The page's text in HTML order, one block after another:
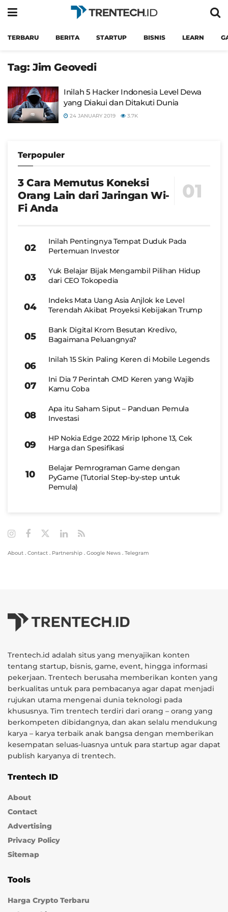
TERBARU BERITA STARTUP BISNIS LEARN
Tag:Jim Geovedi
Inilah 5 Hacker Indonesia Level Dewa
yang Diakui dan Ditakuti Dunia
24 JANUARY 2019 3.7K
Terpopuler
3 Cara Memutus Koneksi
Orang Lain dari Jaringan Wi-
Fi Anda
Inilah Pentingnya Tempat Duduk Pada
Pertemuan Investor
Yuk Belajar Bijak Mengambil Pilihan Hidup
dari CEO Tokopedia
Indeks Mata Uang Asia Anjlok ke Level
Terendah Akibat Proyeksi Kebijakan Trump
Bank Digital Krom Besutan Kredivo,
Bagaimana Peluangnya?
Inilah 15 Skin Paling Keren di Mobile Legends
Ini Dia 7 Perintah CMD Keren yang Wajib
Kamu Coba
Apa itu Saham Siput – Panduan Pemula
Investasi
HP Nokia Edge 2022 Mirip Iphone 13, Cek
Harga dan Spesifikasi
Belajar Pemrograman Game dengan
PyGame (Tutorial Step-by-step untuk
Pemula)
About . Contact . Partnership . Google News . Telegram
Trentech.id adalah situs yang menyajikan konten
tentang startup, bisnis, game, event, hingga informasi
pekerjaan. Trentech berusaha memberikan konten yang
berkualitas untuk para pembacanya agar dapat menjadi
rujukan utama mengenai dunia teknologi pada
khususnya. Tim trentech terdiri dari orang – orang yang
berkompeten dibidangnya, dan akan selalu mendukung
karya – karya terbaik anak bangsa dengan memberikan
kesempatan seluas-luasnya untuk para startup agar dapat
publish karyanya di trentech.
Trentech ID
About
Contact
Advertising
Privacy Policy
Sitemap
Tools
Harga Crypto Terbaru